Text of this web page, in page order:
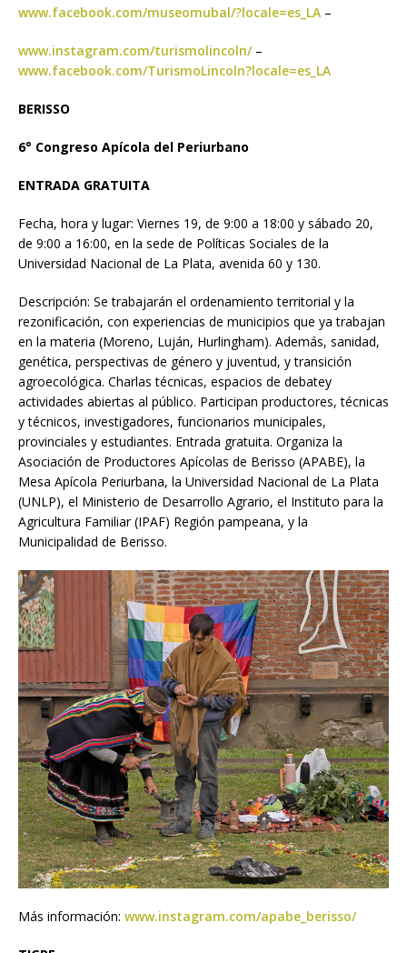
www.facebook.com/museomubal/?locale=es_LA –
www.instagram.com/turismolincoln/–
www.facebook.com/TurismoLincoln?locale=es_LA
BERISSO
6° Congreso Apícola del Periurbano
ENTRADA GRATUITA
Fecha, hora y lugar: Viernes 19, de 9:00 a 18:00 y sábado 20,
de 9:00 a 16:00, en la sede de Políticas Sociales de la
Universidad Nacional de La Plata, avenida 60 y 130.
Descripción: Se trabajarán el ordenamiento territorial y la
rezonificación, con experiencias de municipios que ya trabajan
en la materia (Moreno, Luján, Hurlingham). Además, sanidad,
genética, perspectivas de género y juventud, y transición
agroecológica. Charlas técnicas, espacios de debatey
actividades abiertas al público. Participan productores, técnicas
y técnicos, investigadores, funcionarios municipales,
provinciales y estudiantes. Entrada gratuita. Organiza la
Asociación de Productores Apícolas de Berisso (APABE), la
Mesa Apícola Periurbana, la Universidad Nacional de La Plata
(UNLP), el Ministerio de Desarrollo Agrario, el Instituto para la
Agricultura Familiar (IPAF) Región pampeana, y la
Municipalidad de Berisso.
Más información: www.instagram.com/apabe_berisso/